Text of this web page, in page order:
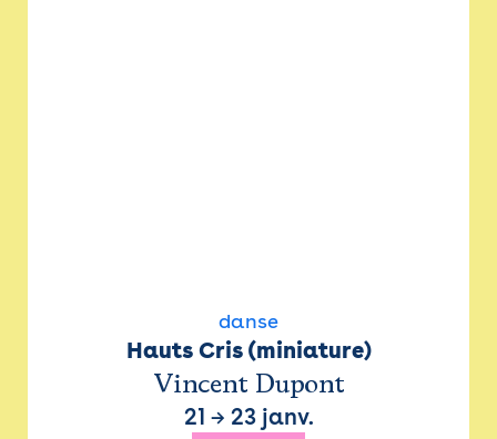
danse
Hauts Cris (miniature)
Vincent Dupont
21 → 23 janv.